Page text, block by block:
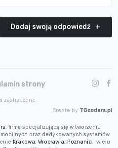
Dodaj swoją odpowiedź
strony
zastrzeżone.
Create by TGcoders.pl
, firmę specjalizującą się w tworzeniu
oraz dedykowanych systemów
Krakowa, Wrocławia, Poznania i wielu